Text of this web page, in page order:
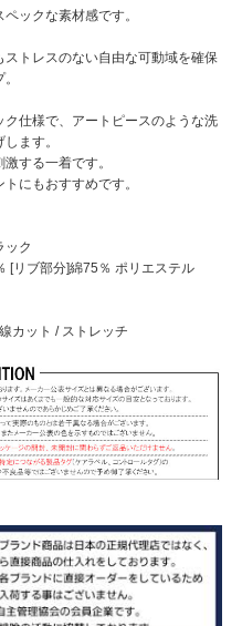
ックな素材感です。
トレスのない自由な可動域を確保
仕様で、アートピースのような洗
ます。
する一着です。
にもおすすめです。
ック
リブ部分]綿75％ ポリエステル
カット / ストレッチ